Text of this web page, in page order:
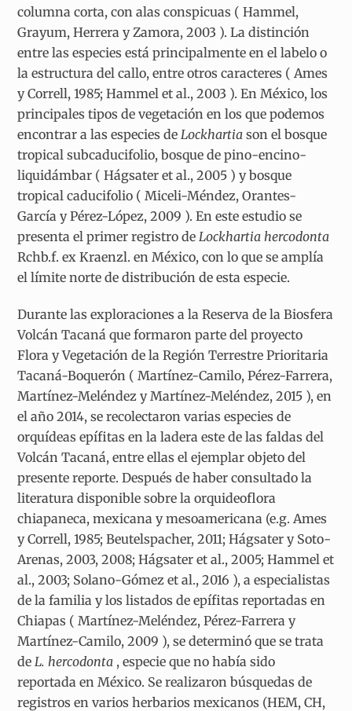
columna corta, con alas conspicuas ( Hammel,
Grayum, Herrera y Zamora, 2003 ). La distinción
entre las especies está principalmente en el labelo o
la estructura del callo, entre otros caracteres ( Ames
y Correll, 1985; Hammel et al., 2003 ). En México, los
principales tipos de vegetación en los que podemos
encontrar a las especies deLockhartia son el bosque
tropical subcaducifolio, bosque de pino-encino-
liquidámbar ( Hágsater et al., 2005 ) y bosque
tropical caducifolio ( Miceli-Méndez, Orantes-
García y Pérez-López, 2009 ). En este estudio se
presenta el primer registro deLockhartia hercodonta
Rchb.f. ex Kraenzl. en México, con lo que se amplía
el límite norte de distribución de esta especie.
Durante las exploraciones a la Reserva de la Biosfera
Volcán Tacaná que formaron parte del proyecto
Flora y Vegetación de la Región Terrestre Prioritaria
Tacaná-Boquerón ( Martínez-Camilo, Pérez-Farrera,
Martínez-Meléndez y Martínez-Meléndez, 2015 ), en
el año 2014, se recolectaron varias especies de
orquídeas epífitas en la ladera este de las faldas del
Volcán Tacaná, entre ellas el ejemplar objeto del
presente reporte. Después de haber consultado la
literatura disponible sobre la orquideoflora
chiapaneca, mexicana y mesoamericana (e.g. Ames
y Correll, 1985; Beutelspacher, 2011; Hágsater y Soto-
Arenas, 2003, 2008; Hágsater et al., 2005; Hammel et
al., 2003; Solano-Gómez et al., 2016 ), a especialistas
de la familia y los listados de epífitas reportadas en
Chiapas ( Martínez-Meléndez, Pérez-Farrera y
Martínez-Camilo, 2009 ), se determinó que se trata
de L. hercodonta , especie que no había sido
reportada en México. Se realizaron búsquedas de
registros en varios herbarios mexicanos (HEM, CH,